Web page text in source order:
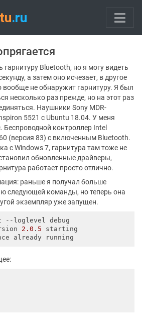
Bluetooth, но я могу видеть
а затем оно исчезает, в другое
вообще не обнаружит гарнитуру. Я был
несколько раз прежде, но на этот раз
Наушники Sony MDR-
5521 с Ubuntu 18.04. У меня
Беспроводной контроллер Intel
(версия 83) с включенным Bluetooth.
с Windows 7, гарнитура там тоже не
обновленные драйверы,
работает просто отлично.
раньше я получал больше
следующей команды, но теперь она
экземпляр уже запущен.
--loglevel debug
2.0 . 5 starting